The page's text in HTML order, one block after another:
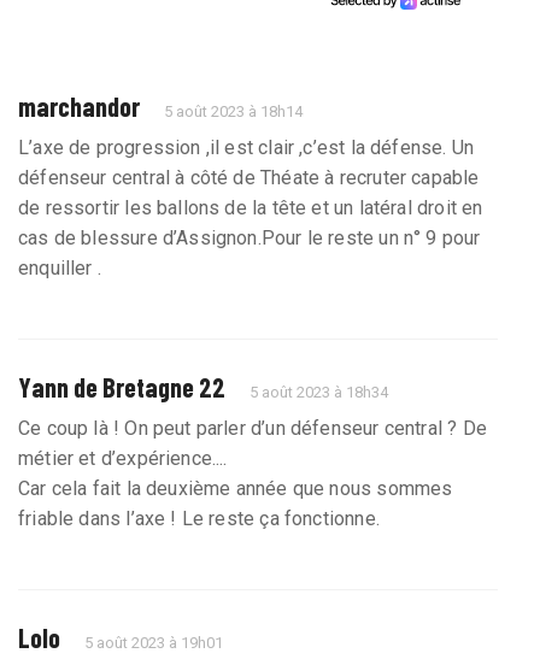
marchandor 5 août 2023 à 18h14
L’axe de progression ,il est clair ,c’est la défense. Un
défenseur central à côté de Théate à recruter capable
de ressortir les ballons de la tête et un latéral droit en
cas de blessure d’Assignon.Pour le reste un n° 9 pour
enquiller .
Yann de Bretagne 22 5 août 2023 à 18h34
Ce coup là ! On peut parler d’un défenseur central ? De
métier et d’expérience....
Car cela fait la deuxième année que nous sommes
friable dans l’axe ! Le reste ça fonctionne.
Lolo 5 août 2023 à 19h01